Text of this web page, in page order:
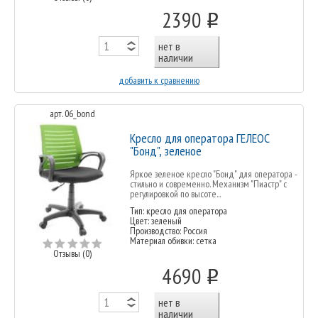
2390 o
нет в
наличии
добавить к сравнению
арт. 06_bond
Отзывы (0)
Кресло для оператора ГЕЛЕОС
"Бонд", зеленое
Яркое зеленое кресло "Бонд" для оператора -
стильно и современно. Механизм "Пиастр" с
регулировкой по высоте...
Тип: кресло для оператора
Цвет: зеленый
Производство: Россия
Материал обивки: сетка
4690 o
нет в
наличии